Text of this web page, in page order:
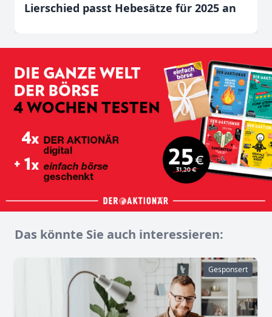
Lierschied passt Hebesätze für 2025 an
Das könnte Sie auch interessieren:
Gesponsert